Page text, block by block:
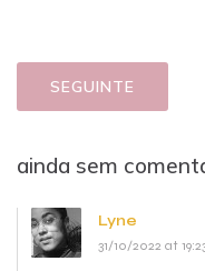
SEGUINTE
ainda sem
Lyne
31/10/2022 at